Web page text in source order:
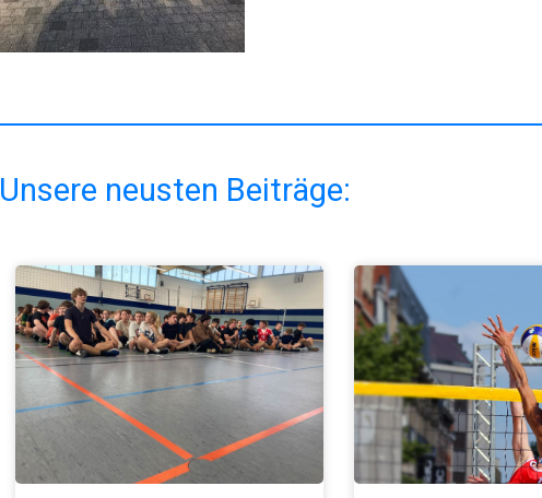
Unsere neusten Beiträge: